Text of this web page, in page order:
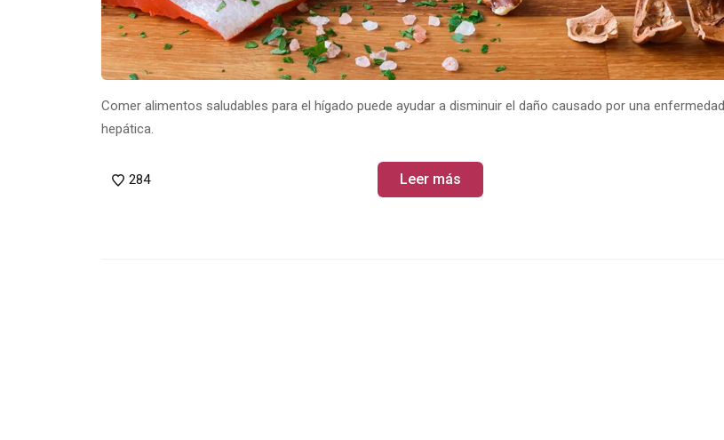
Comer alimentos saludables para el hígado puede ayudar a disminuir el daño causado por una enfermedad
hepática.
284 Leer más